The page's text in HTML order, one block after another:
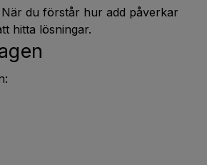
du förstår hur add påverkar
hitta lösningar.